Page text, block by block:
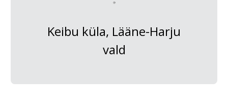
Keibu küla, Lääne-Harju
vald